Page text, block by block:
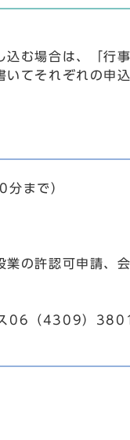
む場合は、「行
てそれぞれの申
まで）
の許認可申請、
06（4309）3801